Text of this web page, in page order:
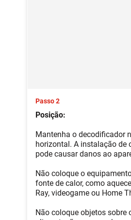
Passo 2
Posição:
Mantenha o decodificador
horizontal. A instalação de
pode causar danos ao
Não coloque o
fonte de calor, como
Ray, videogame ou Home
Não coloque objetos sobre